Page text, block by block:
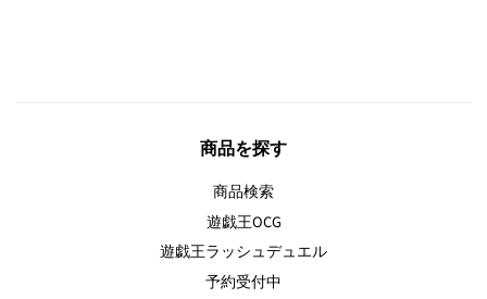
商品を探す
商品検索
遊戯王OCG
遊戯王ラッシュデュエル
予約受付中